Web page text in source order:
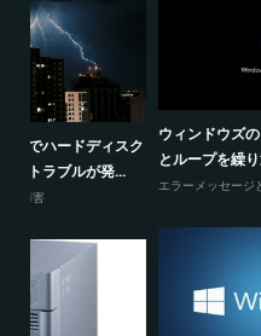
ウィンドウズのロゴで停止と再起動
とループを繰り返してしまうと...
エラーメッセージと障害